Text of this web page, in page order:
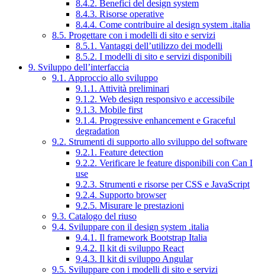
8.4.2. Benefici del design system
8.4.3. Risorse operative
8.4.4. Come contribuire al design system .italia
8.5. Progettare con i modelli di sito e servizi
8.5.1. Vantaggi dell’utilizzo dei modelli
8.5.2. I modelli di sito e servizi disponibili
9. Sviluppo dell’interfaccia
9.1. Approccio allo sviluppo
9.1.1. Attività preliminari
9.1.2. Web design responsivo e accessibile
9.1.3. Mobile first
9.1.4. Progressive enhancement e Graceful
degradation
9.2. Strumenti di supporto allo sviluppo del software
9.2.1. Feature detection
9.2.2. Verificare le feature disponibili con Can I
use
9.2.3. Strumenti e risorse per CSS e JavaScript
9.2.4. Supporto browser
9.2.5. Misurare le prestazioni
9.3. Catalogo del riuso
9.4. Sviluppare con il design system .italia
9.4.1. Il framework Bootstrap Italia
9.4.2. Il kit di sviluppo React
9.4.3. Il kit di sviluppo Angular
9.5. Sviluppare con i modelli di sito e servizi